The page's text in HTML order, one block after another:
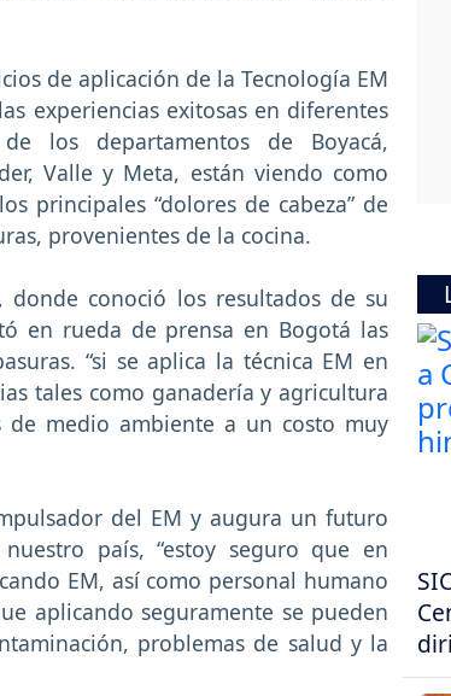
de aplicación de la Tecnología EM
experiencias exitosas en diferentes
los departamentos de Boyacá,
Valle y Meta, están viendo como
principales “dolores de cabeza” de
provenientes de la cocina.
conoció los resultados de su
en rueda de prensa en Bogotá las
“si se aplica la técnica EM en
tales como ganadería y agricultura
de medio ambiente a un costo muy
del EM y augura un futuro
país, “estoy seguro que en
EM, así como personal humano
aplicando seguramente se pueden
problemas de salud y la